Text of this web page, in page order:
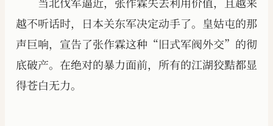
越不听话时，日本关东军决定动手了。皇姑屯的那
声巨响，宣告了张作霖这种“旧式军阀外交”的彻
底破产。在绝对的暴力面前，所有的江湖狡黠都显
得苍白无力。